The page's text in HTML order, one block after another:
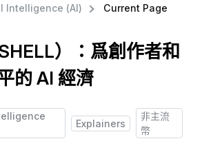
Intelligence (AI) Current Page
）：爲創作者和
的 AI 經濟
Explainers
非主流
幣